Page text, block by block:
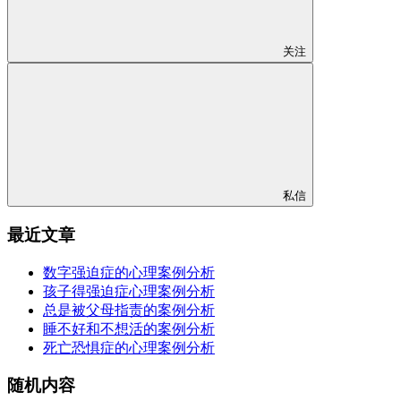
关注
私信
最近文章
数字强迫症的心理案例分析
孩子得强迫症心理案例分析
总是被父母指责的案例分析
睡不好和不想活的案例分析
死亡恐惧症的心理案例分析
随机内容